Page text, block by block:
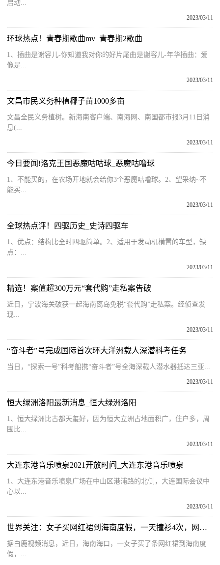
启动...
2023/03/11
环球热点！青春期歌曲mv_青春期2歌曲
1、插曲是谢容儿-你知道我对你的好片尾曲是谢容儿-年华插曲：爱
像是...
2023/03/11
文昌市民义务种植椰子苗1000多亩
文昌全民义务植树。新海南客户端、南海网、南国都市报3月11日消
息(...
2023/03/11
今日要闻!洛克王国恶魔咕咕球_恶魔咕噜球
1、不能买的，在农场开地就会给你3个恶魔咕噜球。2、望采纳~不
能买...
2023/03/11
全球热点评！四驱历史_史诗四驱车
1、优点：结构比全时四驱简单。2、适用于发动机横置的车型，缺
点：...
2023/03/11
精选！案值超300万元“套代购”走私案告破
近日，宁波海关破获一起海南离岛免税“套代购”走私案。经侦查发
现...
2023/03/11
“奋斗者”号完成国际首次环大洋洲载人深潜科考任务
当日，“探索一号”科考船携“奋斗者”号全海深载人潜水器抵达三亚...
2023/03/11
恒大绿洲洛阳最新消息_恒大绿洲洛阳
1、恒大绿洲比古都天玺好，因为恒大立洲占地面积广，住户多，周
围比...
2023/03/11
大连东港音乐喷泉2021开放时间_大连东港音乐喷泉
1、大连东港音乐喷泉广场在中山区港浦路的北侧，大连国际会议中
心以...
2023/03/11
世界关注：女子买网红裙到海南度假，一天撞衫4次，网友：这难得的缘分，不一起拍个照吗？
据白鹿视频消息，近日，海南海口，一女子买了条网红裙到海南度
假，...